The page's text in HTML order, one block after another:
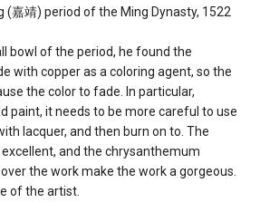
(嘉靖) period of the Ming Dynasty, 1522
bowl of the period, he found the
with copper as a coloring agent, so the
the color to fade. In particular,
paint, it needs to be more careful to use
lacquer, and then burn on to. The
and the chrysanthemum
the work make the work a gorgeous.
of the artist.